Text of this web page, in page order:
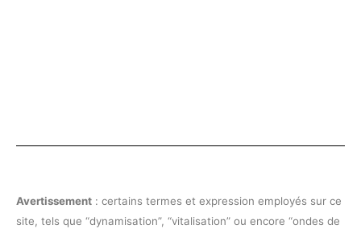
Avertissement : certains termes et expression employés sur ce
site, tels que “dynamisation”, “vitalisation” ou encore “ondes de